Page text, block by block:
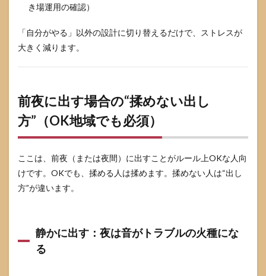
き場運用の確認）
「自分がやる」以外の設計に切り替えるだけで、ストレスが
大きく減ります。
前夜に出す場合の“揉めない出し
方”（OK地域でも必須）
ここは、前夜（または夜間）に出すことがルール上OKな人向
けです。OKでも、揉める人は揉めます。揉めない人は“出し
方”が違います。
静かに出す：夜は音がトラブルの火種にな
る